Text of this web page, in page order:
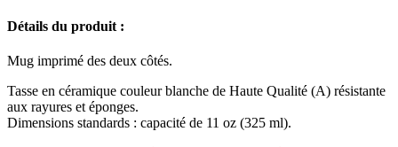
Détails du produit :
Mug imprimé des deux côtés.
Tasse en céramique couleur blanche de Haute Qualité (A) résistante
aux rayures et éponges.
Dimensions standards : capacité de 11 oz (325 ml).